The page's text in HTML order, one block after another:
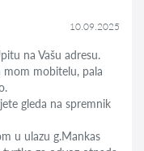
10.09.2025
na Vašu adresu.
mobitelu, pala
gleda na spremnik
u ulazu g.Mankas